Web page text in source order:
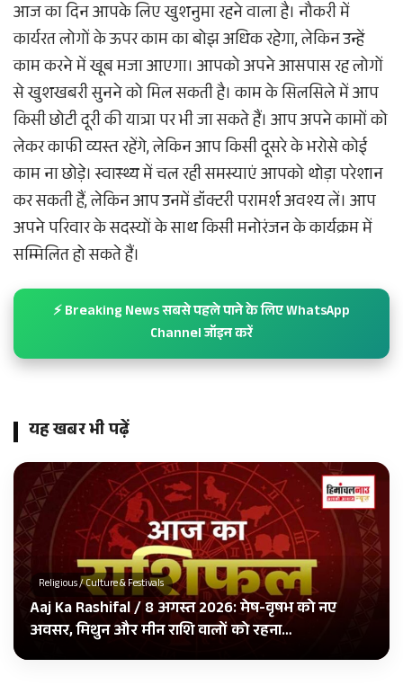
आज का दिन आपके लिए खुशनुमा रहने वाला है। नौकरी में
कार्यरत लोगों के ऊपर काम का बोझ अधिक रहेगा, लेकिन उन्हें
काम करने में खूब मजा आएगा। आपको अपने आसपास रह लोगों
से खुशखबरी सुनने को मिल सकती है। काम के सिलसिले में आप
किसी छोटी दूरी की यात्रा पर भी जा सकते हैं। आप अपने कामों को
लेकर काफी व्यस्त रहेंगे, लेकिन आप किसी दूसरे के भरोसे कोई
काम ना छोड़े। स्वास्थ्य में चल रही समस्याएं आपको थोड़ा परेशान
कर सकती हैं, लेकिन आप उनमें डॉक्टरी परामर्श अवश्य लें। आप
अपने परिवार के सदस्यों के साथ किसी मनोरंजन के कार्यक्रम में
सम्मिलित हो सकते हैं।
⚡ Breaking News सबसे पहले पाने के लिए WhatsApp
Channel जॉइन करें
यह खबर भी पढ़ें
Religious / Culture & Festivals
Aaj Ka Rashifal / 8 अगस्त 2026: मेष-वृषभ को नए
अवसर, मिथुन और मीन राशि वालों को रहना…